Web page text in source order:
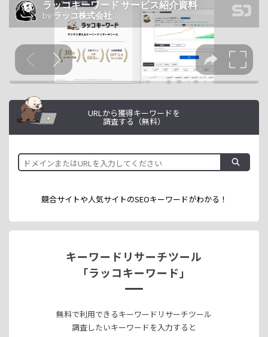
URLから獲得キーワードを
調査する（無料）
競合サイトや人気サイトのSEOキーワードがわかる！
キーワードリサーチツール
「ラッコキーワード」
無料で利用できるキーワードリサーチツール
調査したいキーワードを入力すると